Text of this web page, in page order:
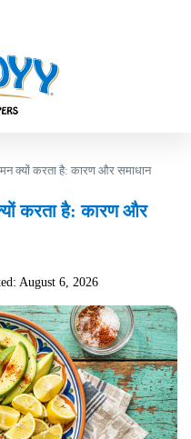
क्यों करता है: कारण और समाधान
करता है: कारण और
August 6, 2026